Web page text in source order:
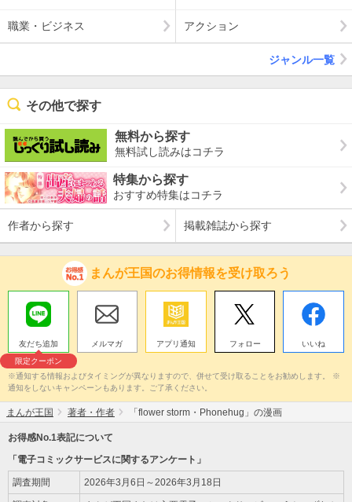
職業・ビジネス アクション
ジャンル一覧
その他で探す
無料から探す
無料試し読みはコチラ
特集から探す
おすすめ特集はコチラ
作者から探す 掲載雑誌から探す
まんが王国のお得情報を受け取ろう
友だち追加
限定クーポン
メルマガ アプリ通知 フォロー いいね
※通知する情報およびタイミングが異なりますので、併せて受け取ることをお勧めします。 ※
通知をしないキャンペーンもあります。ご了承ください。
まんが王国 著者・作者 「flower storm・Phonehug」の漫画
お得感No.1表記について
「電子コミックサービスに関するアンケート」
調査期間 2026年3月6日～2026年3月18日